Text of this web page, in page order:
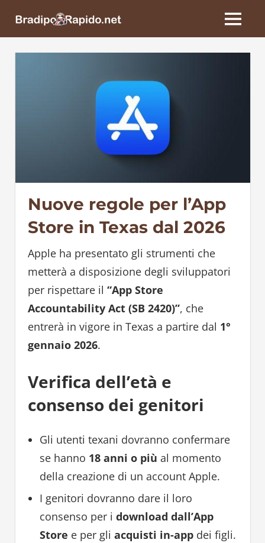
BradipoRapido.net
MENU
Nuove regole per l’App
Store in Texas dal 2026
Apple ha presentato gli strumenti che
metterà a disposizione degli sviluppatori
per rispettare il “App Store
Accountability Act (SB 2420)”, che
entrerà in vigore in Texas a partire dal 1°
gennaio 2026.
Verifica dell’età e
consenso dei genitori
Gli utenti texani dovranno confermare
se hanno 18 anni o più al momento
della creazione di un account Apple.
I genitori dovranno dare il loro
consenso per i download dall’App
Store e per gli acquisti in-appdei figli.